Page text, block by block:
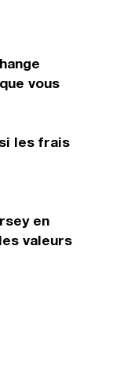
vous
les frais
en
valeurs